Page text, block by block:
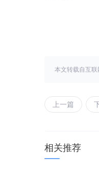
本文转载自互
上一篇
相关推荐